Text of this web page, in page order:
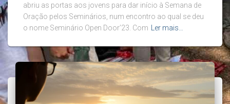
abriu as portas aos jovens para dar início à Semana de
Oração pelos Seminários, num encontro ao qual se deu
o nome Seminário Open Door’23. Com
Ler mais…